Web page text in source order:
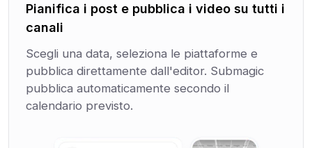
Pianifica i post e pubblica i video su tutti i
canali
Scegli una data, seleziona le piattaforme e
pubblica direttamente dall'editor. Submagic
pubblica automaticamente secondo il
calendario previsto.